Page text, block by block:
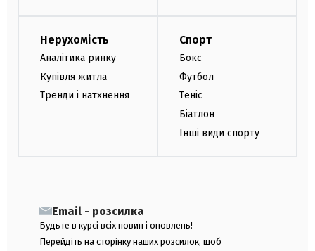
Нерухомість
Аналітика ринку
Купівля житла
Тренди і натхнення
Спорт
Бокс
Футбол
Теніс
Біатлон
Інші види спорту
Email - розсилка
Будьте в курсі всіх новин і оновлень!
Перейдіть на сторінку наших розсилок, щоб